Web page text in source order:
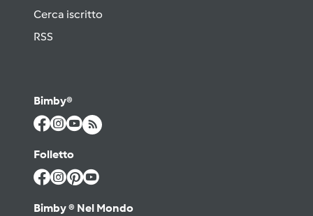
Cerca iscritto
RSS
Bimby®
Folletto
Bimby ® Nel Mondo